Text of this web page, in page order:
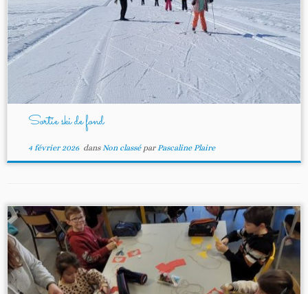
Sortie ski de fond
4 février 2026dansNon classé parPascaline Plaire